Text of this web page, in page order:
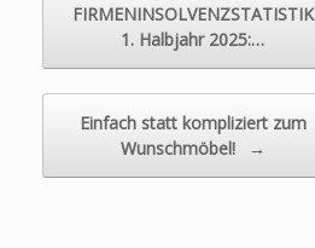
FIRMENINSOLVENZSTATISTIK
1. Halbjahr 2025:…
Einfach statt kompliziert zum
Wunschmöbel!
→